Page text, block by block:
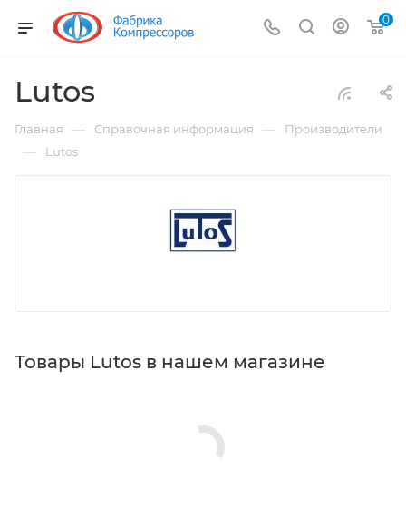
0
Lutos
Главная — Справочная информация — Производители
— Lutos
Товары Lutos в нашем магазине